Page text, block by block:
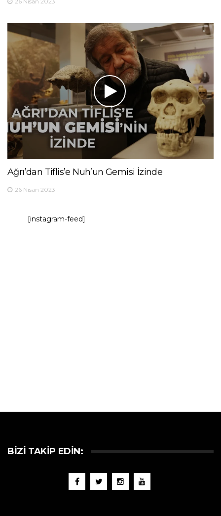
Ağrı’dan Tiflis’e Nuh’un Gemisi İzinde
26 Nisan 2023
[instagram-feed]
BIZI TAKIP EDIN: